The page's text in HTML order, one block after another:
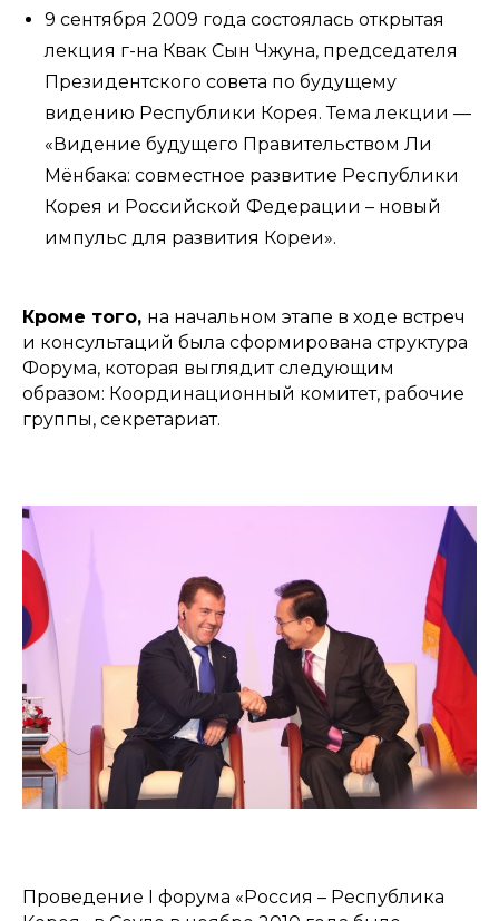
9 сентября 2009 года состоялась открытая
лекция г-на Квак Сын Чжуна, председателя
Президентского совета по будущему
видению Республики Корея. Тема лекции —
«Видение будущего Правительством Ли
Мёнбака: совместное развитие Республики
Корея и Российской Федерации – новый
импульс для развития Кореи».
Кроме того, на начальном этапе в ходе встреч
и консультаций была сформирована структура
Форума, которая выглядит следующим
образом: Координационный комитет, рабочие
группы, секретариат.
Проведение I форума «Россия – Республика